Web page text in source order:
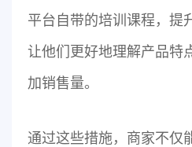
平台自带的培训课程，提
让他们更好地理解产品特
加销售量。
通过这些措施，商家不仅